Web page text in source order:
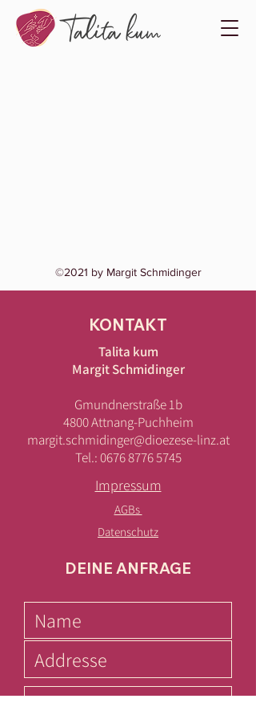
©2021 by Margit Schmidinger
KONTAKT
Talita kum
Margit Schmidinger
Gmundnerstraße 1b
4800 Attnang-Puchheim
margit.schmidinger@dioezese-linz.at
Tel.:0676 8776 5745
Impressum
AGBs
Datenschutz
DEINE ANFRAGE